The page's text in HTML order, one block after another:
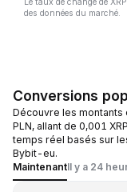
des données du marché.
Conversions
Découvre les montants
PLN, allant de 0,001
temps réel basés sur
Bybit-eu.
MaintenantIl y a 24